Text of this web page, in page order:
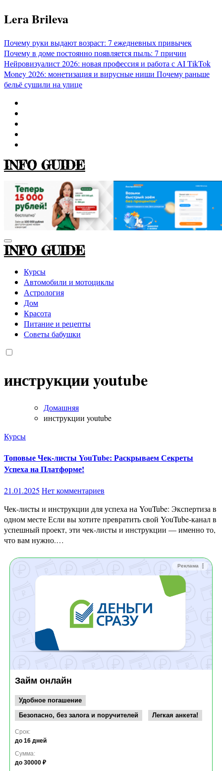
Перейти
к
Lera Brileva
Почему руки выдают возраст: 7 ежедневных привычек
Почему в доме постоянно появляется пыль: 7 причин
Нейровизуалист 2026: новая профессия и работа с AITikTok
Money 2026: монетизация и вирусные ниши Почему раньше
бельё сушили на улице
INFO GUIDE
INFO GUIDE
Курсы
Автомобили и мотоциклы
Астрология
Дом
Красота
Питание и рецепты
Советы бабушки
инструкции youtube
Домашняя
инструкции youtube
Курсы
Топовые Чек-листы YouTube: Раскрываем Секреты
Успеха на Платформе!
21.01.2025 Нет комментариев
Чек-листы и инструкции для успеха на YouTube: Экспертиза в
одном месте Если вы хотите превратить свой YouTube-канал в
успешный проект, эти чек-листы и инструкции — именно то,
что вам нужно.…
Реклама
Займ онлайн
Удобное погашение
Безопасно, без залога и поручителей
Легкая анкета!
Срок:
до 16 дней
Сумма:
до 30000 ₽